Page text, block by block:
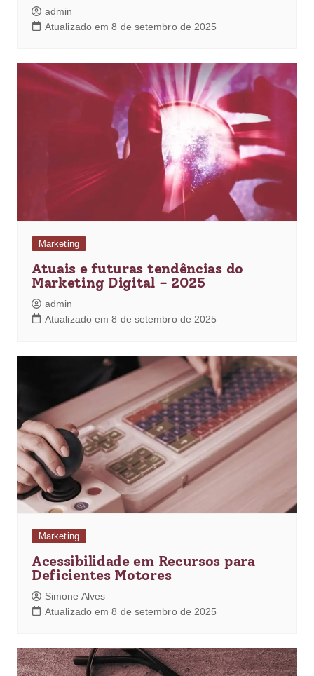
admin
Atualizado em 8 de setembro de 2025
Marketing
Atuais e futuras tendências do
Marketing Digital – 2025
admin
Atualizado em 8 de setembro de 2025
Marketing
Acessibilidade em Recursos para
Deficientes Motores
Simone Alves
Atualizado em 8 de setembro de 2025